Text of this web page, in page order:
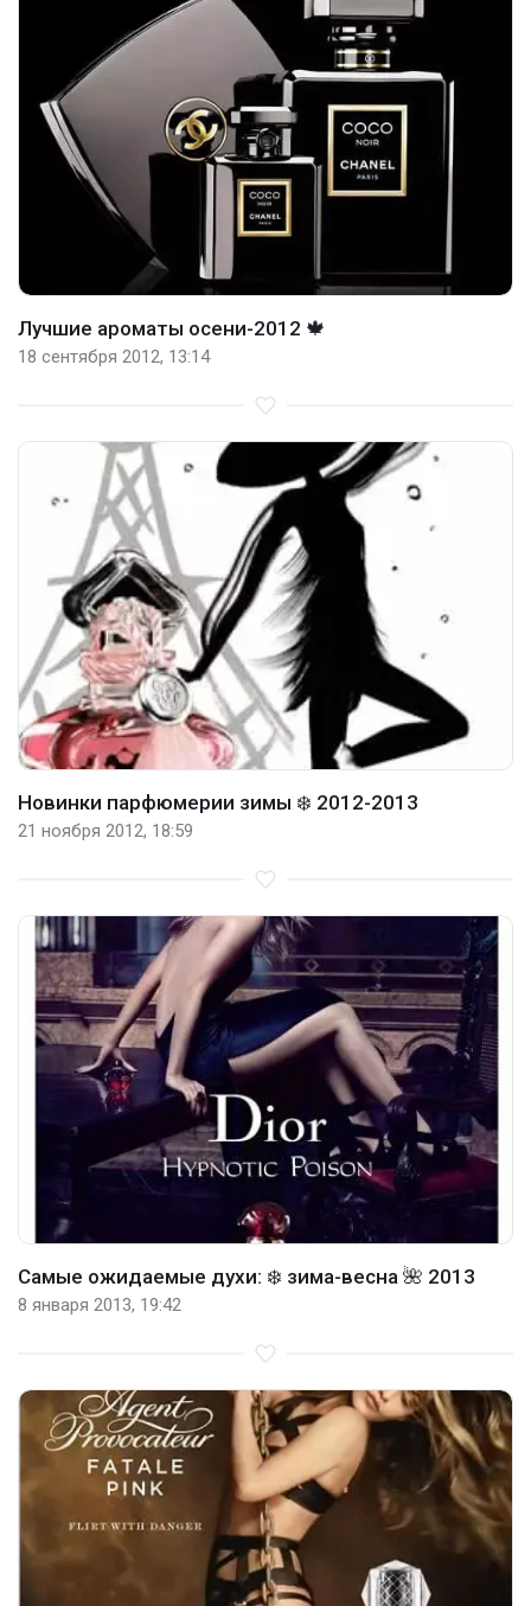
Лучшие ароматы осени-2012 🍁
18 сентября 2012, 13:14
Новинки парфюмерии зимы ❄️ 2012-2013
21 ноября 2012, 18:59
Самые ожидаемые духи: ❄️ зима-весна 🌺 2013
8 января 2013, 19:42